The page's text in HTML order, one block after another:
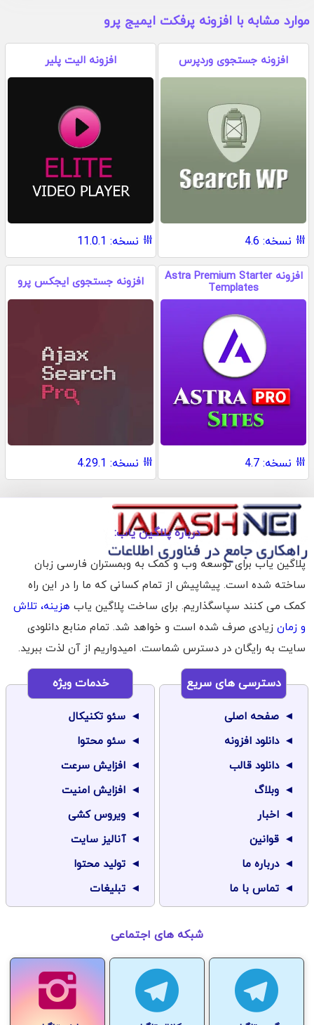
موارد مشابه با افزونه پرفکت ایمیج پرو
افزونه جستجوی وردپرس
نسخه: 4.6
افزونه الیت پلیر
نسخه: 11.0.1
افزونه Astra Premium Starter
Templates
نسخه: 4.7
افزونه جستجوی ایجکس پرو
نسخه: 4.29.1
درباره پلاگین یاب:
پلاگین یاب برای توسعه وب و کمک به وبمستران فارسی زبان
ساخته شده است. پیشاپیش از تمام کسانی که ما را در این راه
کمک می کنند سپاسگذاریم. برای ساخت پلاگین یاب هزینه، تلاش
و زمان زیادی صرف شده است و خواهد شد. تمام منابع دانلودی
سایت به رایگان در دسترس شماست. امیدواریم از آن لذت ببرید.
دسترسی های سریع
صفحه اصلی
دانلود افزونه
دانلود قالب
وبلاگ
اخبار
قوانین
درباره ما
تماس با ما
خدمات ویژه
سئو تکنیکال
سئو محتوا
افزایش سرعت
افزایش امنیت
ویروس کشی
آنالیز سایت
تولید محتوا
تبلیغات
شبکه های اجتماعی